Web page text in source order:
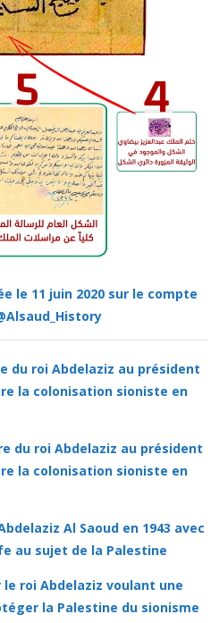
le 11 juin 2020 sur le compte
du roi Abdelaziz au président
la colonisation sioniste en
du roi Abdelaziz au président
la colonisation sioniste en
Al Saoud en 1943 avec
au sujet de la Palestine
roi Abdelaziz voulant une
la Palestine du sionisme